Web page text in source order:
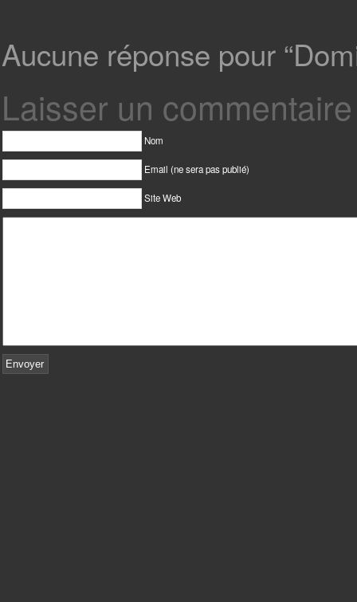
Aucune réponse pour
Laisser un commentaire
Nom
Email (ne sera pas publié)
Site Web